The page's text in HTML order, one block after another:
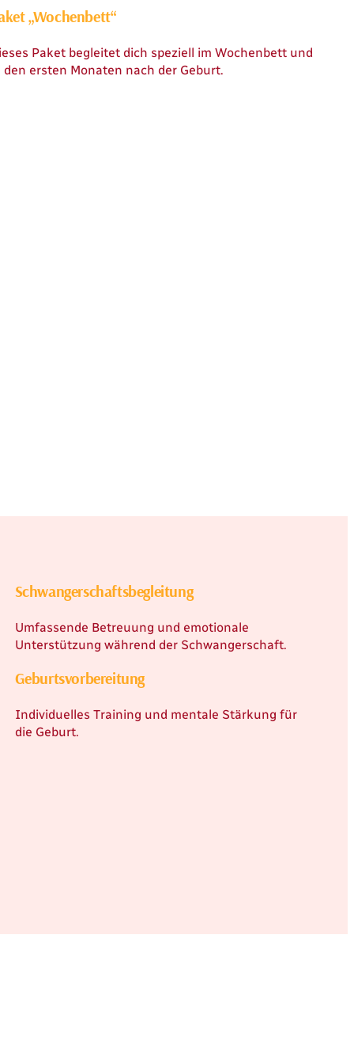
„Wochenbett“
Paket begleitet dich speziell im Wochenbett und
den ersten Monaten nach der Geburt.
Schwangerschaftsbegleitung
Umfassende Betreuung und emotionale
Unterstützung während der Schwangerschaft.
Geburtsvorbereitung
Individuelles Training und mentale Stärkung für
die Geburt.